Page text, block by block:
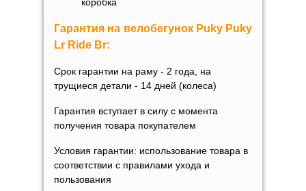
коробка
Гарантия на велобегунок Puky Puky
Lr Ride Br:
Срок гарантии на раму - 2 года, на
трущиеся детали - 14 дней (колеса)
Гарантия вступает в силу с момента
получения товара покупателем
Условия гарантии: использование товара в
соответствии с правилами ухода и
пользования